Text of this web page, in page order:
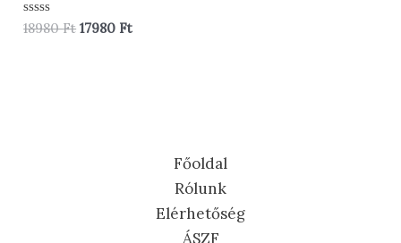
Értékelés:
18980Ft Original
17980 FtCurrent
Főoldal
Rólunk
Elérhetőség
ÁSZF